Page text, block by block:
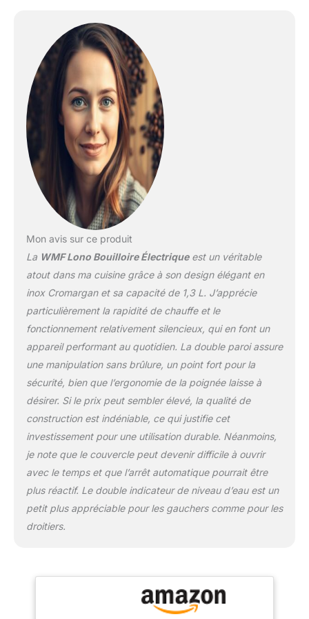
la poignée peut être
touché pendant la
cuisson Niveau de
sécurité élevé grâce à la
protection contre le
fonctionnement à sec et
à la surchauffe, à l'arrêt
automatique de la
cuisson et au
verrouillage du couvercle
Élément chauffant en
Ouverture pratique du
couvercle d'une seule
main sur simple pression
d'un bouton Bouilloire
sans fil avec base
d'appareil séparée avec
enrouleur de câble. Filtre
à eau à la chaux
amovible et lavable Type
de connecteur-
type_cef_2pin_eu
Mon avis sur ce produit
La WMF Lono Bouilloire Électriqueest un véritable
atout dans ma cuisine grâce à son design élégant en
inox Cromargan et sa capacité de 1,3 L. J’apprécie
particulièrement la rapidité de chauffe et le
fonctionnement relativement silencieux, qui en font un
appareil performant au quotidien. La double paroi assure
une manipulation sans brûlure, un point fort pour la
sécurité, bien que l’ergonomie de la poignée laisse à
désirer. Si le prix peut sembler élevé, la qualité de
construction est indéniable, ce qui justifie cet
investissement pour une utilisation durable. Néanmoins,
je note que le couvercle peut devenir difficile à ouvrir
avec le temps et que l’arrêt automatique pourrait être
plus réactif. Le double indicateur de niveau d’eau est un
petit plus appréciable pour les gauchers comme pour les
droitiers.